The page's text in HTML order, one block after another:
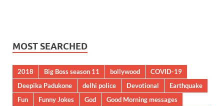
MOST SEARCHED
2018 Big Boss season 11 bollywood
COVID-19
Deepika Padukone
delhi police Devotional
Earthquake
Fun
Funny Jokes God
Good Morning messages